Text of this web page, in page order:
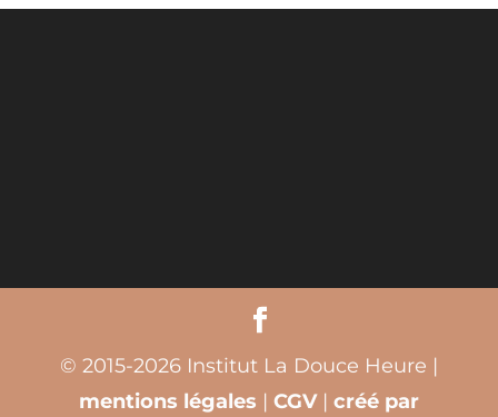
© 2015-2026 Institut La Douce Heure |
mentions légales | CGV| créé par